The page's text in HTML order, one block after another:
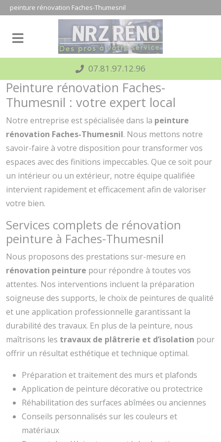
peinture rénovation Faches-Thumesnil
07.81.97.12.96
Peinture rénovation Faches-
Thumesnil : votre expert local
Notre entreprise est spécialisée dans la peinture
rénovation Faches-Thumesnil. Nous mettons notre
savoir-faire à votre disposition pour transformer vos
espaces avec des finitions impeccables. Que ce soit pour
un intérieur ou un extérieur, notre équipe qualifiée
intervient rapidement et efficacement afin de valoriser
votre bien.
Services complets de rénovation
peinture à Faches-Thumesnil
Nous proposons des prestations sur-mesure en
rénovation peinture pour répondre à toutes vos
attentes. Nos interventions incluent la préparation
soigneuse des supports, le choix de peintures de qualité
et une application professionnelle garantissant la
durabilité des travaux. En plus de la peinture, nous
maîtrisons les travaux de plâtrerie et d’isolation pour
offrir un résultat esthétique et technique optimal.
Préparation et traitement des murs et plafonds
Application de peinture décorative ou protectrice
Réhabilitation des surfaces abîmées ou anciennes
Conseils personnalisés sur les couleurs et
matériaux
Panneau de gestion des cookies